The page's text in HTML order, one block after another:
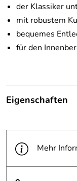
der Klassiker
mit robustem
bequemes
für den
Eigenschaften
Hinweis
Produktbilder:
Mehr